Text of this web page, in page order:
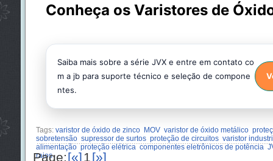
Conheça os Varistores de
Saiba mais sobre a série JVX e entre em contato co
m a jb para suporte técnico e seleção de compone
ntes.
Tags: varistor de óxido de zinco MOV varistor de óxido metálico
sobretensão supressor de surtos proteção de circuitos varistor
alimentação proteção elétrica componentes eletrônicos de potência
raios
Page:[«]1[»]